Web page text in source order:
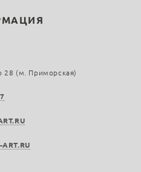
28 (м. Приморская)